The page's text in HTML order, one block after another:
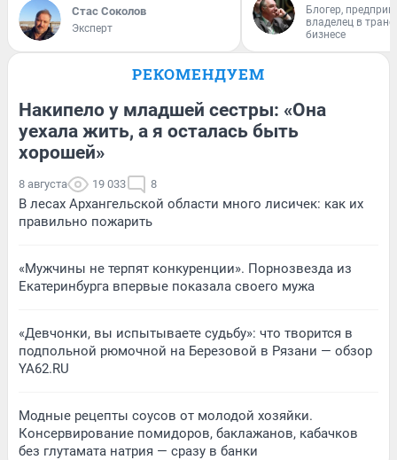
Стас Соколов
Эксперт
Блогер,
владелец в
бизнесе
РЕКОМЕНДУЕМ
Накипело у младшей сестры: «Она
уехала жить, а я осталась быть
хорошей»
8 августа 19 033 8
В лесах Архангельской области много лисичек: как их
правильно пожарить
«Мужчины не терпят конкуренции». Порнозвезда из
Екатеринбурга впервые показала своего мужа
«Девчонки, вы испытываете судьбу»: что творится в
подпольной рюмочной на Березовой в Рязани — обзор
YA62.RU
Модные рецепты соусов от молодой хозяйки.
Консервирование помидоров, баклажанов, кабачков
без глутамата натрия — сразу в банки